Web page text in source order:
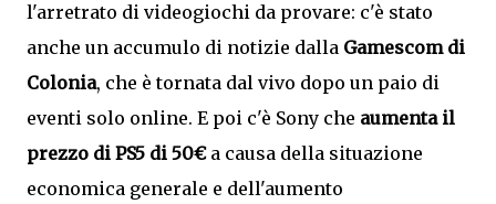
l'arretrato di videogiochi da provare: c'è stato
anche un accumulo di notizie dalla Gamescom di
Colonia, che è tornata dal vivo dopo un paio di
eventi solo online. E poi c'è Sony che aumenta il
prezzo di PS5 di 50€a causa della situazione
economica generale e dell'aumento